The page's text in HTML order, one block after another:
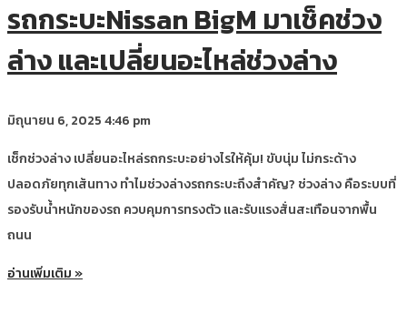
รถกระบะNissan BigM มาเช็คช่วง
ล่าง และเปลี่ยนอะไหล่ช่วงล่าง
มิถุนายน 6, 20254:46 pm
เช็กช่วงล่าง เปลี่ยนอะไหล่รถกระบะอย่างไรให้คุ้ม! ขับนุ่ม ไม่กระด้าง
ปลอดภัยทุกเส้นทาง ทำไมช่วงล่างรถกระบะถึงสำคัญ? ช่วงล่าง คือระบบที่
รองรับน้ำหนักของรถ ควบคุมการทรงตัว และรับแรงสั่นสะเทือนจากพื้น
ถนน
อ่านเพิ่มเติม »